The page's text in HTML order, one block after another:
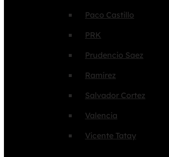
Paco Castillo
PRK
Prudencio Saez
Ramírez
Salvador Cortez
Valencia
Vicente Tatay